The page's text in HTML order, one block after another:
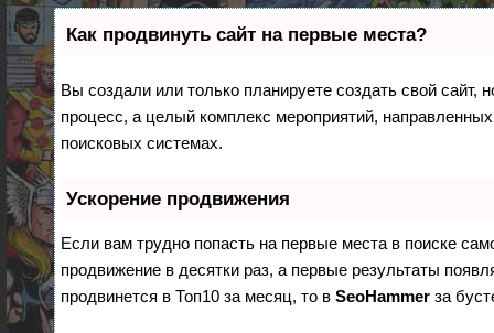
Как продвинуть сайт на первые места?
Вы создали или только планируете создать свой сайт,
процесс, а целый комплекс мероприятий,
поисковых системах.
Ускорение продвижения
Если вам трудно попасть на первые места в поиске
продвижение в десятки раз, а первые результаты
продвинется в Топ10 за месяц, то вSeoHammer за